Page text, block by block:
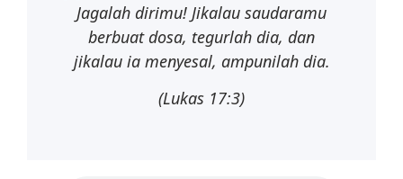
Jagalah dirimu! Jikalau saudaramu
berbuat dosa, tegurlah dia, dan
jikalau ia menyesal, ampunilah dia.
(Lukas 17:3)